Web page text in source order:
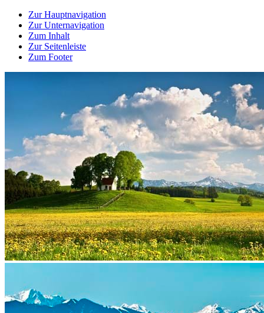
Zur Hauptnavigation
Zur Unternavigation
Zum Inhalt
Zur Seitenleiste
Zum Footer